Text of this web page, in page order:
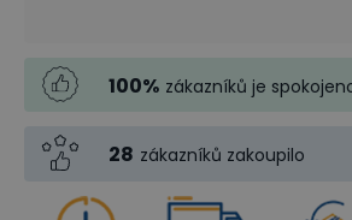
100% zákazníků je
28 zákazníků zakoupilo